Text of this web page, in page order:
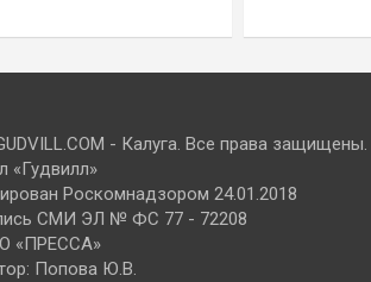
- Калуга. Все права защищены.
«Гудвилл»
Роскомнадзором 24.01.2018
СМИ ЭЛ № ФС 77 - 72208
«ПРЕССА»
Попова Ю.В.